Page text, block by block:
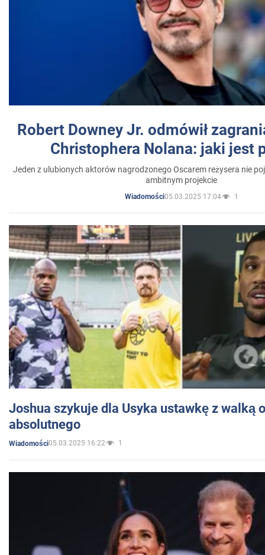
Robert Downey Jr. odmówił
Christophera Nolana: jaki jest
Jeden z ulubionych aktorów nagrodzonego Oscarem reżysera nie
ambitnym projekcie
Wiadomości05.03.2025 17:04 1
Joshua szykuje dla Usyka ustawkę z walką
absolutnego
Wiadomości05.03.2025 16:22 1